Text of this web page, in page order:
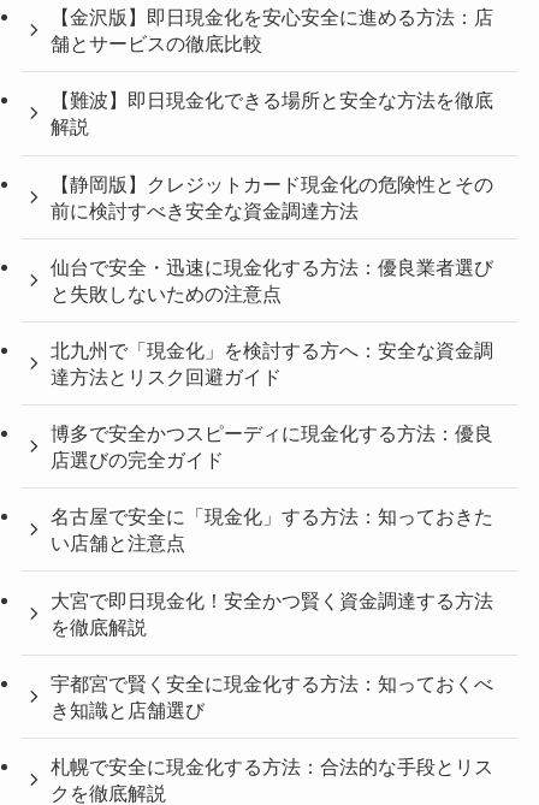
【金沢版】即日現金化を安心安全に進める方法：店
舗とサービスの徹底比較
【難波】即日現金化できる場所と安全な方法を徹底
解説
【静岡版】クレジットカード現金化の危険性とその
前に検討すべき安全な資金調達方法
仙台で安全・迅速に現金化する方法：優良業者選び
と失敗しないための注意点
北九州で「現金化」を検討する方へ：安全な資金調
達方法とリスク回避ガイド
博多で安全かつスピーディに現金化する方法：優良
店選びの完全ガイド
名古屋で安全に「現金化」する方法：知っておきた
い店舗と注意点
大宮で即日現金化！安全かつ賢く資金調達する方法
を徹底解説
宇都宮で賢く安全に現金化する方法：知っておくべ
き知識と店舗選び
札幌で安全に現金化する方法：合法的な手段とリス
クを徹底解説